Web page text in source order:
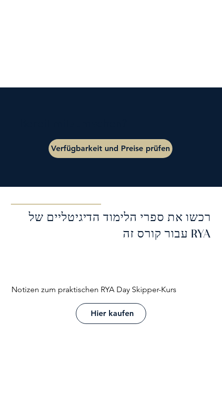
רכשו את ספרי הלימוד הדיגיטליים של
RYA עבור קורס זה
Notizen zum praktischen RYA Day Skipper-Kurs
Hier kaufen
Verfügbarkeit und Preise prüfen